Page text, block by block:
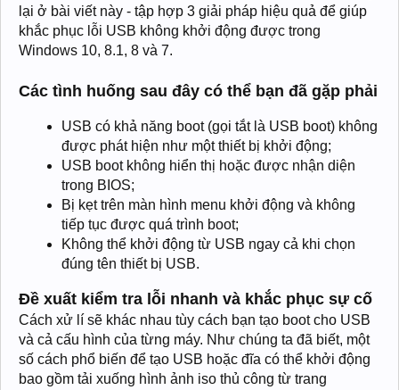
lại ở bài viết này - tập hợp 3 giải pháp hiệu quả để giúp
khắc phục lỗi USB không khởi động được trong
Windows 10, 8.1, 8 và 7.
Các tình huống sau đây có thể bạn đã gặp phải
USB có khả năng boot (gọi tắt là USB boot) không
được phát hiện như một thiết bị khởi động;
USB boot không hiển thị hoặc được nhận diện
trong BIOS;
Bị kẹt trên màn hình menu khởi động và không
tiếp tục được quá trình boot;
Không thể khởi động từ USB ngay cả khi chọn
đúng tên thiết bị USB.
Đề xuất kiểm tra lỗi nhanh và khắc phục sự cố
Cách xử lí sẽ khác nhau tùy cách bạn tạo boot cho USB
và cả cấu hình của từng máy. Như chúng ta đã biết, một
số cách phổ biến để tạo USB hoặc đĩa có thể khởi động
bao gồm tải xuống hình ảnh iso thủ công từ trang